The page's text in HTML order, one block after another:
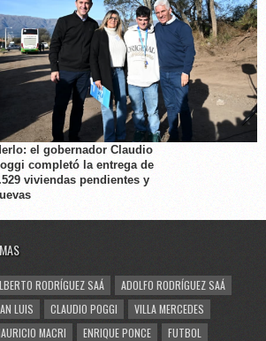
el gobernador Claudio
completó la entrega de
viviendas pendientes y
RODRÍGUEZ SAÁ
ADOLFO RODRÍGUEZ SAÁ
LUIS
CLAUDIO POGGI
VILLA MERCEDES
MACRI
ENRIQUE PONCE
FUTBOL